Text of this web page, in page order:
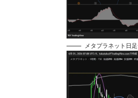
メタプラネット日